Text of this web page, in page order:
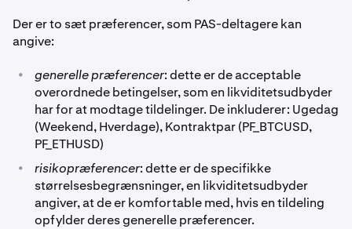
Der er to sæt præferencer, som PAS-deltagere kan
angive:
• generelle præferencer: dette er de acceptable
overordnede betingelser, som en likviditetsudbyder
har for at modtage tildelinger. De inkluderer: Ugedag
(Weekend, Hverdage), Kontraktpar (PF_BTCUSD,
PF_ETHUSD)
• risikopræferencer: dette er de specifikke
størrelsesbegrænsninger, en likviditetsudbyder
angiver, at de er komfortable med, hvis en tildeling
opfylder deres generelle præferencer.